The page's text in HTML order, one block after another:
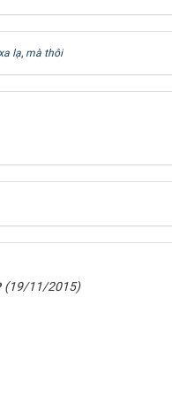
lạ, mà thôi
(19/11/2015)